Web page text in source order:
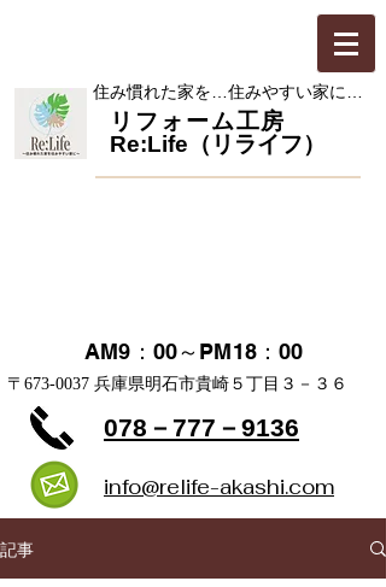
​住み慣れた家を…住みやすい家に…
​リフォーム工房
Re:Life（リライフ）
AM9：00～PM18：00
​〒673-0037 兵庫県明石市貴崎５丁目３－３６
078－777－9136
info@relife-akashi.com
記事